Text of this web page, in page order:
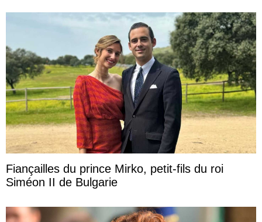
Fiançailles du prince Mirko, petit-fils du roi
Siméon II de Bulgarie